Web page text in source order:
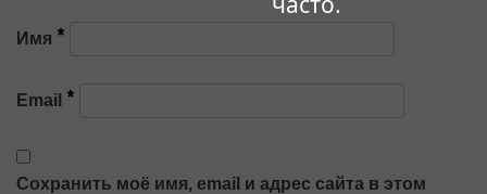
Имя *
Email *
Сохранить моё имя, email и адрес сайта в этом